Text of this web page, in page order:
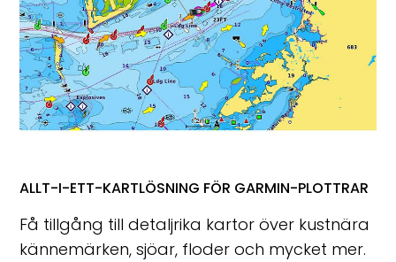
ALLT-I-ETT-KARTLÖSNING FÖR GARMIN-PLOTTRAR
Få tillgång till detaljrika kartor över kustnära
kännemärken, sjöar, floder och mycket mer.